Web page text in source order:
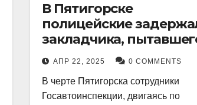
В Пятигорске
полицейские
закладчика,
сбыть партию
синтетического
наркотика
АПР 22, 2025 0 COMMENTS
В черте Пятигорска сотрудники
Госавтоинспекции, двигаясь по